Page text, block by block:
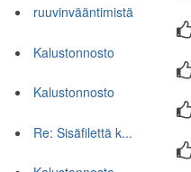
ruuvinvääntimistä
Kalustonnosto
Kalustonnosto
Re: Sisäfilettä k...